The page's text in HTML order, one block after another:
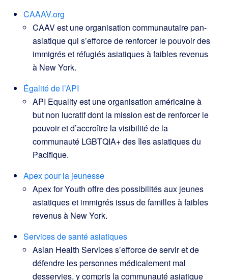
CAAAV.org
CAAV est une organisation communautaire pan-
asiatique qui s’efforce de renforcer le pouvoir des
immigrés et réfugiés asiatiques à faibles revenus
à New York.
Égalité de l’API
API Equality est une organisation américaine à
but non lucratif dont la mission est de renforcer le
pouvoir et d’accroître la visibilité de la
communauté LGBTQIA+ des îles asiatiques du
Pacifique.
Apex pour la jeunesse
Apex for Youth offre des possibilités aux jeunes
asiatiques et immigrés issus de familles à faibles
revenus à New York.
Services de santé asiatiques
Asian Health Services s’efforce de servir et de
défendre les personnes médicalement mal
desservies, y compris la communauté asiatique